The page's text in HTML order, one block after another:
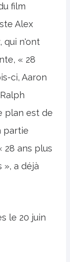
film
Alex
qui n'ont
« 28
ci, Aaron
plan est de
partie
ans plus
», a déjà
le 20 juin